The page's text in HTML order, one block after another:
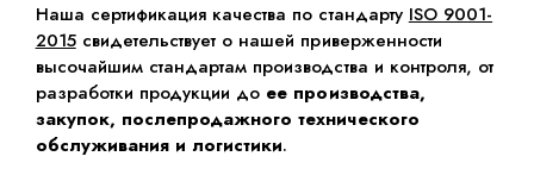
Наша сертификация качества по стандарту ISO 9001-
2015свидетельствует о нашей приверженности
высочайшим стандартам производства и контроля, от
разработки продукции до ее производства,
закупок, послепродажного технического
обслуживания и логистики.